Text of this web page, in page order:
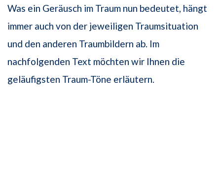
Was ein Geräusch im Traum nun bedeutet, hängt
immer auch von der jeweiligen Traumsituation
und den anderen Traumbildern ab. Im
nachfolgenden Text möchten wir Ihnen die
geläufigsten Traum-Töne erläutern.